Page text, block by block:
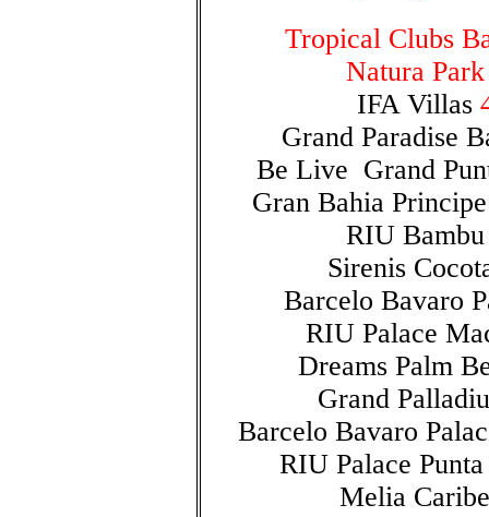
Tropical Clubs
Natura
IFA Villas
Grand Paradise
Be Live Grand
Gran Bahia
RIU
Sirenis
Barcelo Bavaro
RIU Palace
Dreams Palm
Grand
Barcelo Bavaro
RIU Palace
Melia